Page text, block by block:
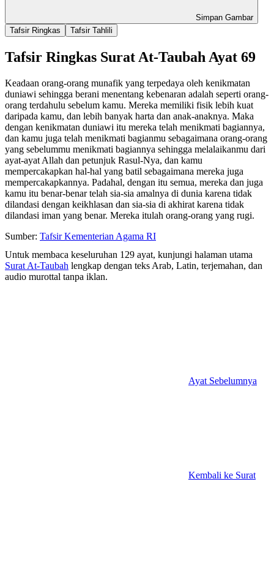
Simpan Gambar
Tafsir Ringkas
Tafsir Tahlili
Tafsir Ringkas Surat At-Taubah Ayat 69
Keadaan orang-orang munafik yang terpedaya oleh kenikmatan
duniawi sehingga berani menentang kebenaran adalah seperti orang-
orang terdahulu sebelum kamu. Mereka memiliki fisik lebih kuat
daripada kamu, dan lebih banyak harta dan anak-anaknya. Maka
dengan kenikmatan duniawi itu mereka telah menikmati bagiannya,
dan kamu juga telah menikmati bagianmu sebagaimana orang-orang
yang sebelummu menikmati bagiannya sehingga melalaikanmu dari
ayat-ayat Allah dan petunjuk Rasul-Nya, dan kamu
mempercakapkan hal-hal yang batil sebagaimana mereka juga
mempercakapkannya. Padahal, dengan itu semua, mereka dan juga
kamu itu benar-benar telah sia-sia amalnya di dunia karena tidak
dilandasi dengan keikhlasan dan sia-sia di akhirat karena tidak
dilandasi iman yang benar. Mereka itulah orang-orang yang rugi.
Sumber: Tafsir Kementerian Agama RI
Untuk membaca keseluruhan 129 ayat, kunjungi halaman utama
Surat At-Taubah lengkap dengan teks Arab, Latin, terjemahan, dan
audio murottal tanpa iklan.
Ayat Sebelumnya
Kembali ke Surat